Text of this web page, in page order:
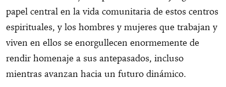
papel central en la vida comunitaria de estos centros
espirituales, y los hombres y mujeres que trabajan y
viven en ellos se enorgullecen enormemente de
rendir homenaje a sus antepasados, incluso
mientras avanzan hacia un futuro dinámico.